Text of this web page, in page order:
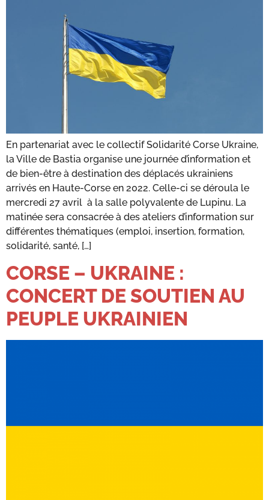
En partenariat avec le collectif Solidarité Corse Ukraine,
la Ville de Bastia organise une journée d’information et
de bien-être à destination des déplacés ukrainiens
arrivés en Haute-Corse en 2022. Celle-ci se déroula le
mercredi 27 avril à la salle polyvalente de Lupinu. La
matinée sera consacrée à des ateliers d’information sur
différentes thématiques (emploi, insertion, formation,
solidarité, santé, […]
CORSE – UKRAINE :
CONCERT DE SOUTIEN AU
PEUPLE UKRAINIEN